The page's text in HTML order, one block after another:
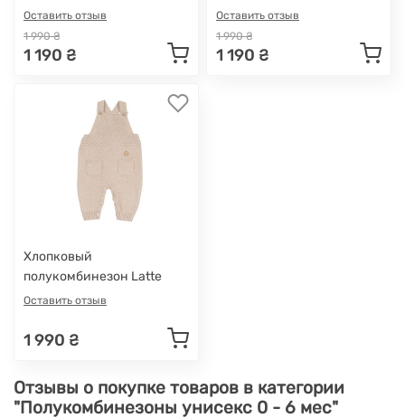
Cloud
Оставить отзыв
1 990 ₴
1 190 ₴
Оставить отзыв
1 990 ₴
1 190 ₴
Хлопковый
полукомбинезон Latte
Baby
Оставить отзыв
1 990 ₴
Отзывы о покупке товаров в категории
"Полукомбинезоны унисекс 0 - 6 мес"